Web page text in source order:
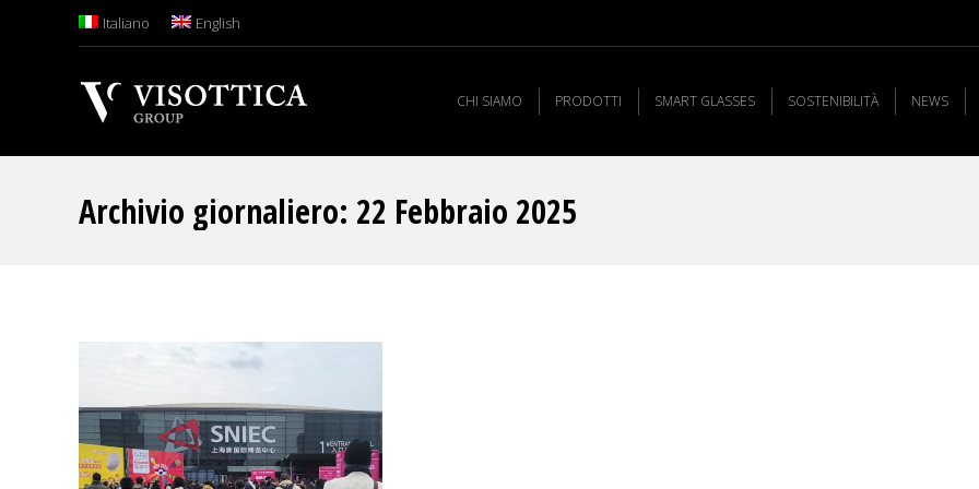
Italiano English
CHI SIAMO PRODOTTI SMART GLASSES SOSTENIBILITÀ NEWS
Archivio giornaliero: 22 Febbraio 2025